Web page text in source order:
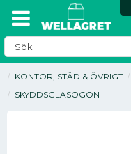
KONTOR, STÄD & ÖVRIGT
SKYDDSGLASÖGON